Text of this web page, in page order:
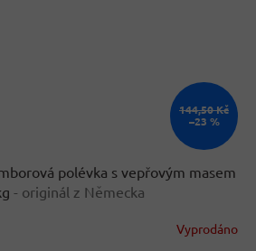
144,50 Kč
–23 %
polévka s vepřovým masem
- originál z Německa
Vyprodáno